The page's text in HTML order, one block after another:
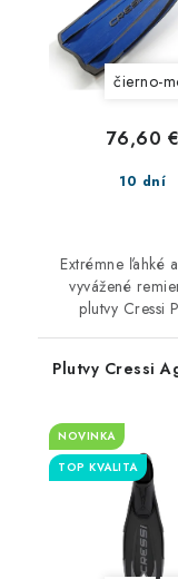
čierno-
10 dní
76,60 €
Extrémne ľahké
vyvážené
plutvy Cressi
Plutvy Cressi
NOVINKA
TOP KVALITA